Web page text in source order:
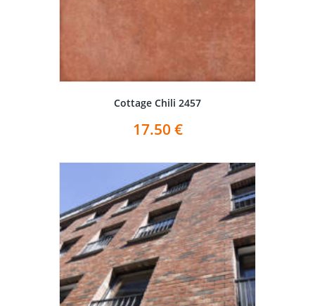
Cottage Chili 2457
17.50 €